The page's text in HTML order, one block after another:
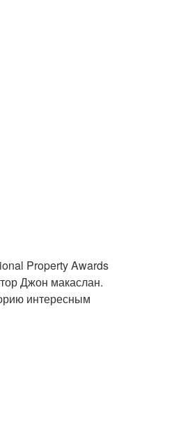
Property Awards
Джон макаслан.
интересным